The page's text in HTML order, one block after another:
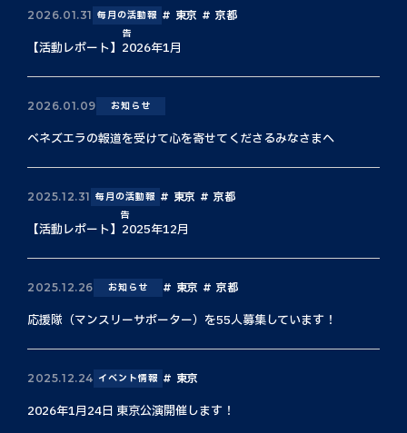
2026.01.31 毎月の活動報
告
東京 京都
【活動レポート】2026年1月
2026.01.09 お知らせ
ベネズエラの報道を受けて心を寄せてくださるみなさまへ
2025.12.31 毎月の活動報
告
東京 京都
【活動レポート】2025年12月
2025.12.26 お知らせ 東京 京都
応援隊（マンスリーサポーター）を55人募集しています！
2025.12.24 イベント情報 東京
2026年1月24日 東京公演開催します！